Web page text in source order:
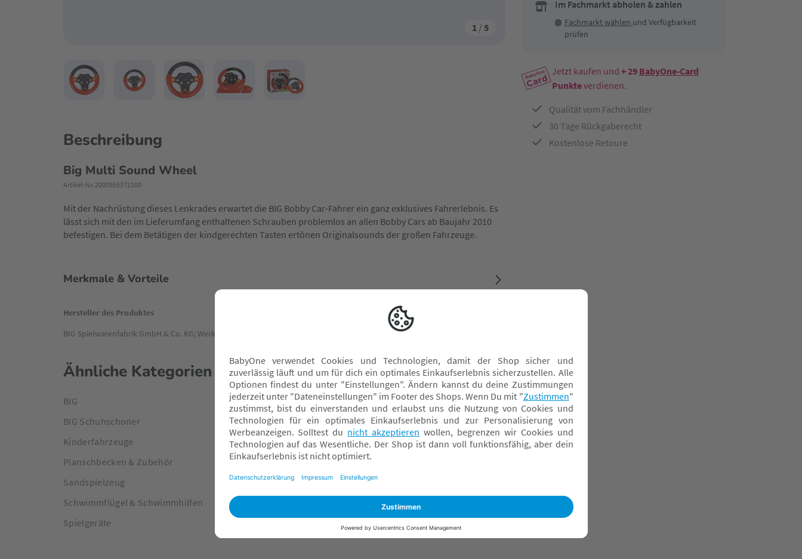
1 /5
Im Fachmarkt abholen & zahlen
Fachmarkt wählen und Verfügbarkeit
prüfen
Jetzt kaufen und + 29 BabyOne-Card
Punkteverdienen.
Qualität vom Fachhändler
30 Tage Rückgaberecht
Kostenlose Retoure
Beschreibung
Big Multi Sound Wheel
Artikel-Nr. 2000555372100
Mit der Nachrüstung dieses Lenkrades erwartet die BIG Bobby Car-Fahrer ein ganz exklusives Fahrerlebnis. Es
lässt sich mit den im Lieferumfang enthaltenen Schrauben problemlos an allen Bobby Cars ab Baujahr 2010
befestigen. Bei dem Betätigen der kindgerechten Tasten ertönen Originalsounds der großen Fahrzeuge.
Merkmale & Vorteile
Hersteller des Produktes
BIG Spielwarenfabrik GmbH & Co. KG; Werkstraße1; 90765 Fürth; service.big.de
Ähnliche Kategorien
BIG
BIG Schuhschoner
Kinderfahrzeuge
Planschbecken & Zubehör
Sandspielzeug
Schwimmflügel & Schwimmhilfen
Spielgeräte
Wasserspielzeug